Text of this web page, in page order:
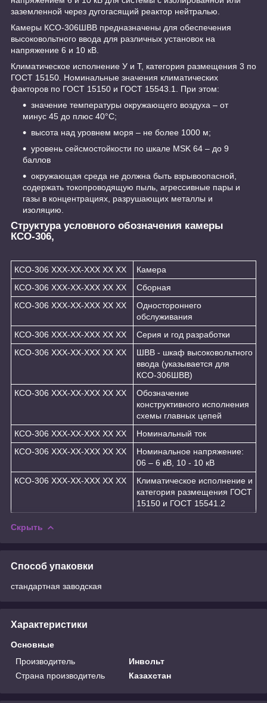
заземленной через дугогасящий реактор нейтралью.
Камеры КСО-306ШВВ предназначены для обеспечения
высоковольтного ввода для различных установок на
напряжение 6 и 10 кВ.
Климатическое исполнение У и Т, категория размещения 3 по
ГОСТ 15150. Номинальные значения климатических
факторов по ГОСТ 15150 и ГОСТ 15543.1. При этом:
значение температуры окружающего воздуха – от
минус 45 до плюс 40°С;
высота над уровнем моря – не более 1000 м;
уровень сейсмостойкости по шкале MSK 64 – до 9
баллов
окружающая среда не должна быть взрывоопасной,
содержать токопроводящую пыль, агрессивные пары и
газы в концентрациях, разрушающих металлы и
изоляцию.
Структура условного обозначения камеры
КСО-306,
КСО-306 ХХХ-ХХ-ХХХ ХХ ХХ
Камера
КСО-306 ХХХ-ХХ-ХХХ ХХ ХХ
Сборная
КСО-306 ХХХ-ХХ-ХХХ ХХ ХХ
Одностороннего
обслуживания
КСО-306 ХХХ-ХХ-ХХХ ХХ ХХ
Серия и год разработки
КСО-306 ХХХ-ХХ-ХХХ ХХ ХХ
ШВВ - шкаф высоковольтного
ввода (указывается для
КСО-306ШВВ)
КСО-306 ХХХ-ХХ-ХХХ ХХ ХХ
Обозначение
конструктивного исполнения
схемы главных цепей
КСО-306 ХХХ-ХХ-ХХХ ХХ ХХ
Номинальный ток
КСО-306 ХХХ-ХХ-ХХХ ХХ ХХ
Номинальное напряжение:
06 – 6 кВ, 10 - 10 кВ
КСО-306 ХХХ-ХХ-ХХХ ХХ ХХ
Климатическое исполнение и
категория размещения ГОСТ
15150 и ГОСТ 15541.2
Скрыть
Способ упаковки
стандартная заводская
Характеристики
Основные
Производитель
Инвольт
Страна производитель
Казахстан